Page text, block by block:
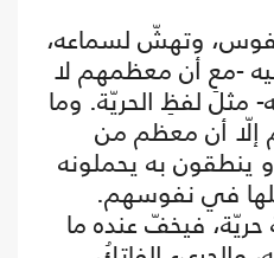
وتهشّ لسماعه،
-مع أن معظمهم لا
مثلَ لفظِ الحريّة. وما
إلّا أن معظم من
ينطقون به يحملونه
في نفوسهم.
فيخفّ عنده ما